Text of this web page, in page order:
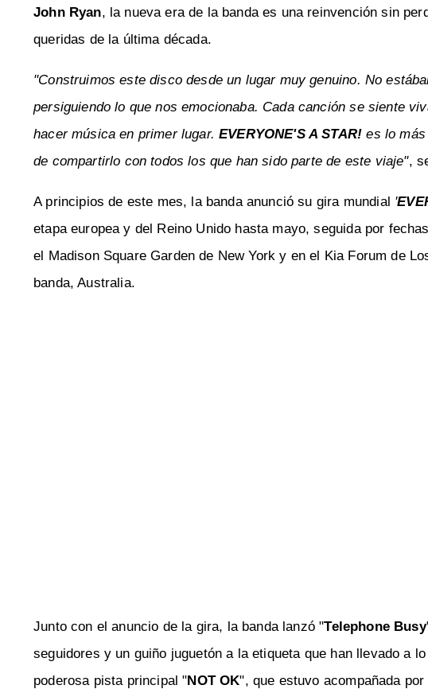
John Ryan, la nueva era de la banda es una reinvención sin
queridas de la última década.
"Construimos este disco desde un lugar muy genuino. No
persiguiendo lo que nos emocionaba. Cada canción se siente
hacer música en primer lugar.EVERYONE'S A STAR! es lo
de compartirlo con todos los que han sido parte de este viaje",
A principios de este mes, la banda anunció su gira mundial '
etapa europea y del Reino Unido hasta mayo, seguida por
el Madison Square Garden de New York y en el Kia Forum de
banda, Australia.
Junto con el anuncio de la gira, la banda lanzó "Telephone Busy
seguidores y un guiño juguetón a la etiqueta que han llevado a
poderosa pista principal "NOT OK", que estuvo acompañada